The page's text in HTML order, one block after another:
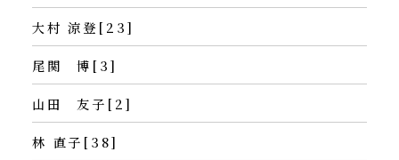
大村 涼登[23]
尾関 博[3]
山田 友子[2]
林 直子[38]